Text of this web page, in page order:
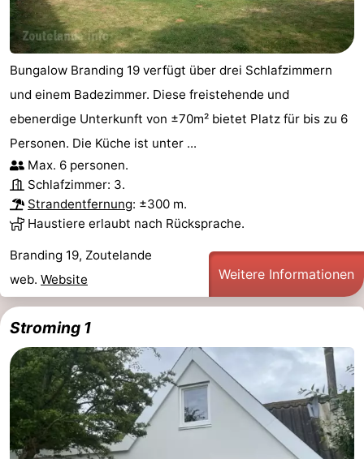
Bungalow Branding 19 verfügt über drei Schlafzimmern
und einem Badezimmer. Diese freistehende und
ebenerdige Unterkunft von ±70m² bietet Platz für bis zu 6
Personen. Die Küche ist unter ...
Max. 6 personen.
Schlafzimmer: 3.
Strandentfernung: ±300 m.
Haustiere erlaubt nach Rücksprache.
Branding 19, Zoutelande
web. Website Weitere Informationen
Stroming 1